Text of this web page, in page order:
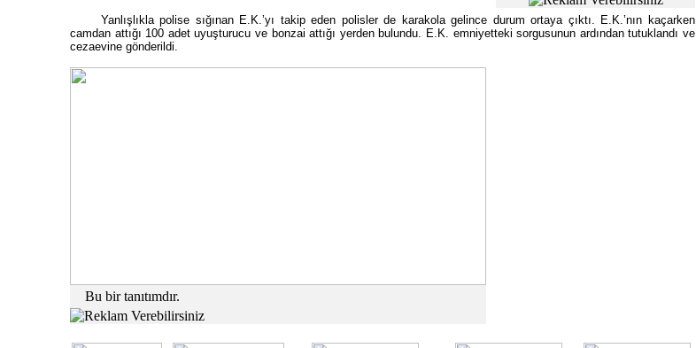
Yanlışlıkla polise sığınan E.K.’yı takip eden polisler de karakola gelince durum ortaya çıktı. E.K.’nın kaçarken
camdan attığı 100 adet uyuşturucu ve bonzai attığı yerden bulundu. E.K. emniyetteki sorgusunun ardından tutuklandı ve
cezaevine gönderildi.
Bu bir tanıtımdır.